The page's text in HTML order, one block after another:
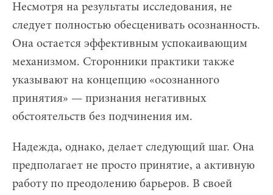
Несмотря на результаты исследования, не
следует полностью обесценивать осознанность.
Она остается эффективным успокаивающим
механизмом. Сторонники практики также
указывают на концепцию «осознанного
принятия» — признания негативных
обстоятельств без подчинения им.
Надежда, однако, делает следующий шаг. Она
предполагает не просто принятие, а активную
работу по преодолению барьеров. В своей